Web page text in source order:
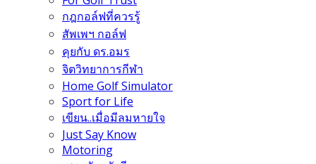
กฎกอล์ฟที่ควรรู้
สัพเพฯ กอล์ฟ
คุยกับ ดร.อมร
จิตวิทยาการกีฬา
Home Golf Simulator
Sport for Life
เขียน..เมื่อมีลมหายใจ
Just Say Know
Motoring